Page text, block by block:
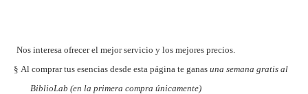
Nos interesa ofrecer el mejor servicio y los mejores precios.
§ Al comprar tus esencias desde esta página te ganas una semana gratis al
BiblioLab (en la primera compra únicamente)